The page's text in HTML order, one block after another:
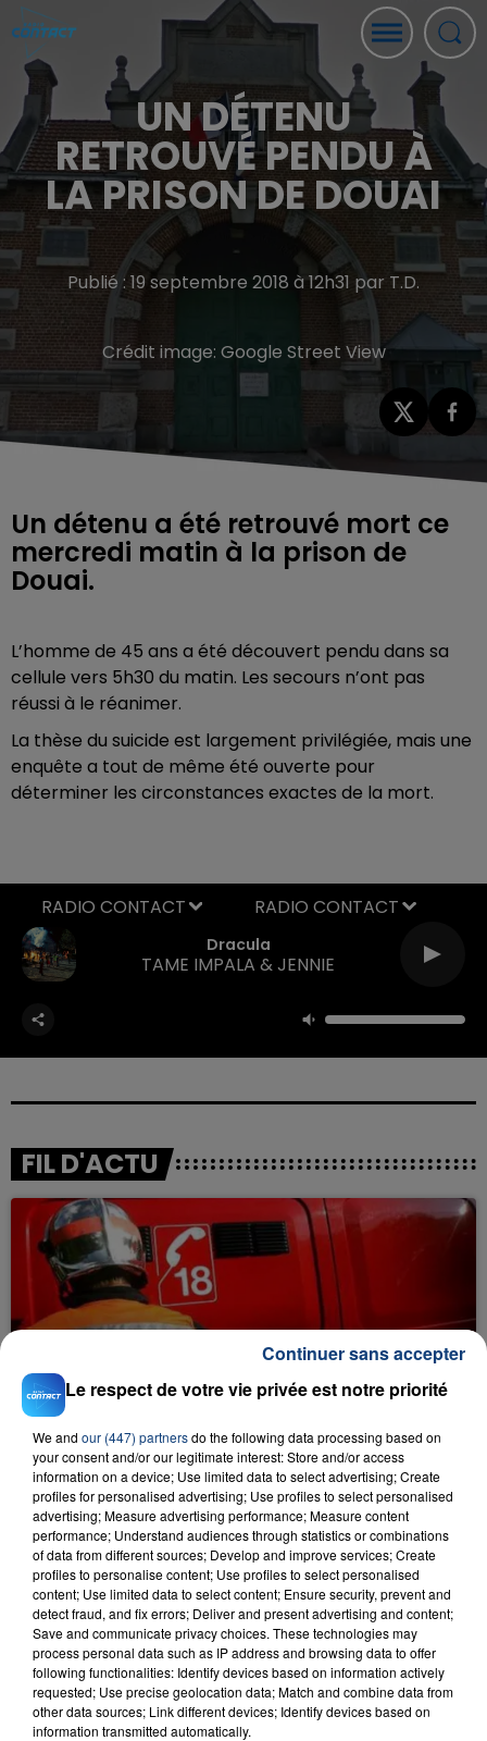
UN DÉTENU
RETROUVÉ PENDU À
LA PRISON DE DOUAI
Publié : 19 septembre 2018 à 12h31 par T.D.
Crédit image: Google Street View
Un détenu a été retrouvé mort ce
mercredi matin à la prison de
Douai.
L’homme de 45 ans a été découvert pendu dans sa
cellule vers 5h30 du matin. Les secours n’ont pas
réussi à le réanimer.
La thèse du suicide est largement privilégiée, mais une
enquête a tout de même été ouverte pour
déterminer les circonstances exactes de la mort.
Dracula
TAME IMPALA & JENNIE
RADIO CONTACT
FIL D'ACTU
23 juillet 2026
INCENDIE MORTEL À LENS : UNE FEMME ET
SON BÉBÉ ENTRE LA VIE ET LA...
Un homme s'est immolé par le feu après avoir
aspergé sa compagne et leur bébé de trois mois
d'un liquide inflammable.
20 juillet 2026
UNE ADOLESCENTE DEVANT SE FAIRE
OPÉRER DE LA CHEVILLE RESSORT DE LA...
La famille a porté plainte contre la clinique qui a
Le respect de votre vie privée est notre priorité
We and our (447) partnersdo the following data processing based on
your consent and/or our legitimate interest: Store and/or access
information on a device; Use limited data to select advertising; Create
profiles for personalised advertising; Use profiles to select personalised
advertising; Measure advertising performance; Measure content
performance; Understand audiences through statistics or combinations
of data from different sources; Develop and improve services; Create
profiles to personalise content; Use profiles to select personalised
content; Use limited data to select content; Ensure security, prevent and
detect fraud, and fix errors; Deliver and present advertising and content;
Save and communicate privacy choices. These technologies may
process personal data such as IP address and browsing data to offer
following functionalities: Identify devices based on information actively
requested; Use precise geolocation data; Match and combine data from
other data sources; Link different devices; Identify devices based on
information transmitted automatically.
Continuer sans accepter